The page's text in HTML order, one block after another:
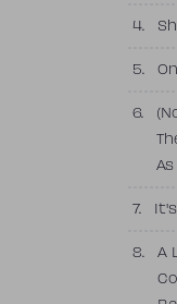
4.
5.
6.
As I
7.
8.
A